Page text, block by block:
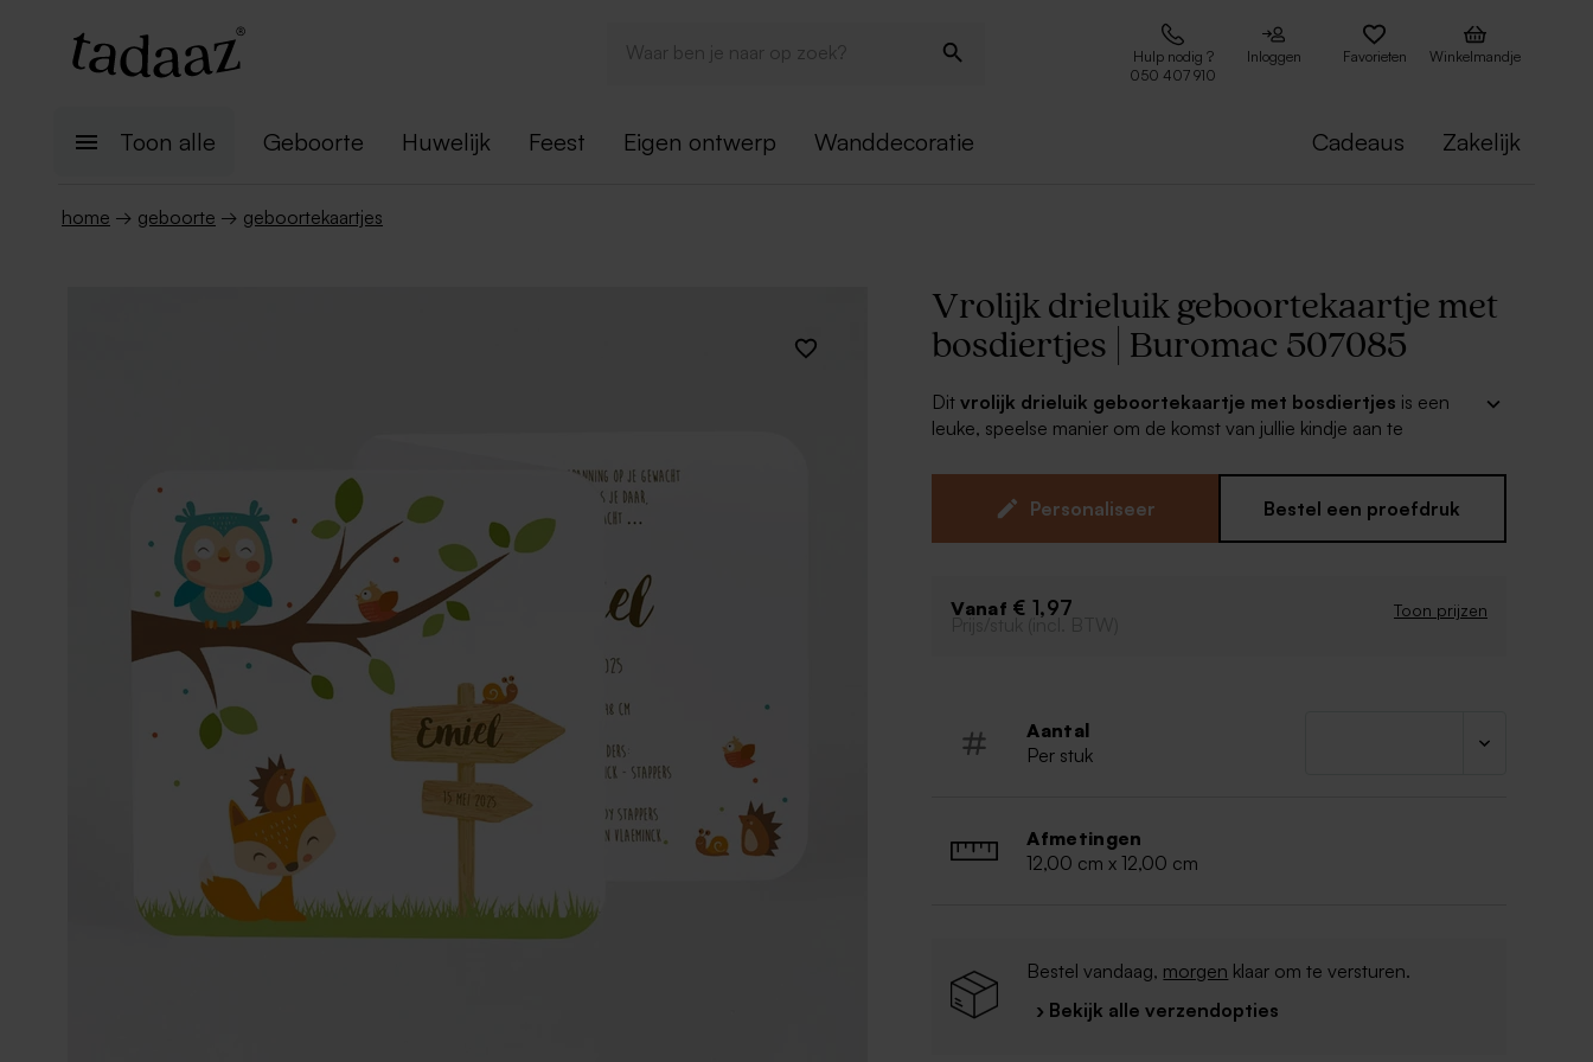
Hulp nodig ?
050 407 910
Inloggen Favorieten Winkelmandje
Toon alle Geboorte Huwelijk Feest Eigen ontwerp Wanddecoratie Cadeaus Zakelijk
home → geboorte → geboortekaartjes
Vrolijk drieluik geboortekaartje met
bosdiertjes | Buromac 507085
Ditvrolijk drieluik geboortekaartje met bosdiertjes is een
leuke, speelse manier om de komst van jullie kindje aan te
ben je alvast tot in de puntjes voorbereid!
Kaart 507.085 uit onze Buromac-collectie
Personaliseer Bestel een proefdruk
Vanaf € 1,97 Toon prijzen
Prijs/stuk (incl. BTW)
Aantal
Per stuk
Afmetingen
12,00 cm x 12,00 cm
Bestel vandaag, morgen klaar om te versturen.
› Bekijk alle verzendopties